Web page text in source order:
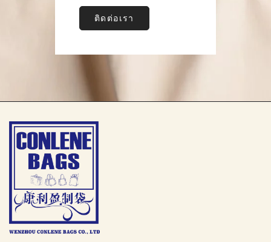
กระเป๋าชายหาดไม่ใช่แค่เพียงเครื่องประดับที่ใช้
งานได้จริง แต่ยังเป็นเครื่องมือแสดงออกทาง
ไม่ว่าคุณจะกำลังพักผ่อนอยู่บนชายหาด เดินเล่น
ริมทางเดินไม้ หรือซื้อของว่างทานหลังจากเล่น
ให้กับลุคของคุณได้อย่างสมบูรณ์แบบ นอกจากนี้
ด้วยมีหลายแบบให้เลือก กระเป๋าชายหาดยังเป็น
ของขวัญที่เหมาะสำหรับคนรักชายหาดอีกด้วย
การใช้งานกระเป๋าชายหาด
1. ทริปพักผ่อนริมชายหาดและทะเล
ติดต่อเรา